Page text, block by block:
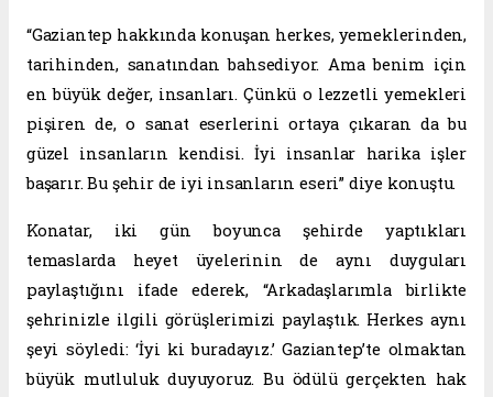
“Gaziantep hakkında konuşan herkes, yemeklerinden,
tarihinden, sanatından bahsediyor. Ama benim için
en büyük değer, insanları. Çünkü o lezzetli yemekleri
pişiren de, o sanat eserlerini ortaya çıkaran da bu
güzel insanların kendisi. İyi insanlar harika işler
başarır. Bu şehir de iyi insanların eseri” diye konuştu.
Konatar, iki gün boyunca şehirde yaptıkları
temaslarda heyet üyelerinin de aynı duyguları
paylaştığını ifade ederek, “Arkadaşlarımla birlikte
şehrinizle ilgili görüşlerimizi paylaştık. Herkes aynı
şeyi söyledi: ‘İyi ki buradayız.’ Gaziantep’te olmaktan
büyük mutluluk duyuyoruz. Bu ödülü gerçekten hak